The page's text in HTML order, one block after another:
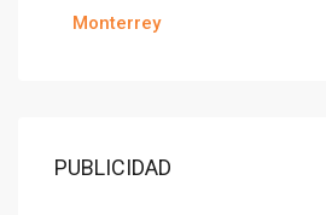
Monterrey
PUBLICIDAD